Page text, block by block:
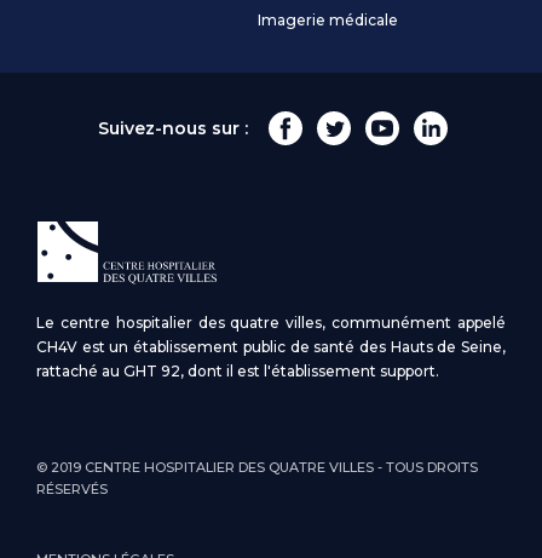
Imagerie médicale
Suivez-nous sur :
Le centre hospitalier des quatre villes, communément appelé
CH4V est un établissement public de santé des Hauts de Seine,
rattaché au GHT 92, dont il est l'établissement support.
© 2019 CENTRE HOSPITALIER DES QUATRE VILLES - TOUS DROITS
RÉSERVÉS